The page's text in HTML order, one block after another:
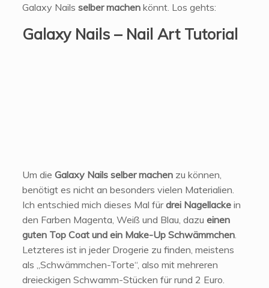
Galaxy Nails selber machenkönnt. Los gehts:
Galaxy Nails – Nail Art Tutorial
Um die Galaxy Nails selber machenzu können,
benötigt es nicht an besonders vielen Materialien.
Ich entschied mich dieses Mal fürdrei Nagellackein
den Farben Magenta, Weiß und Blau, dazu einen
guten Top Coat und ein Make-Up Schwämmchen.
Letzteres ist in jeder Drogerie zu finden, meistens
als „Schwämmchen-Torte“, also mit mehreren
dreieckigen Schwamm-Stücken für rund 2 Euro.